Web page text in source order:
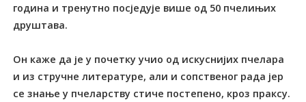
година и тренутно посједује више од 50 пчелињих
друштава.
Он каже да је у почетку учио од искуснијих пчелара
и из стручне литературе, али и сопственог рада јер
се знање у пчеларству стиче постепено, кроз праксу.